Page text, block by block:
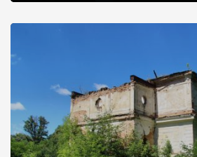
Наддністрянське відрізняється від
сіл. У селі є мурована Михайлівська